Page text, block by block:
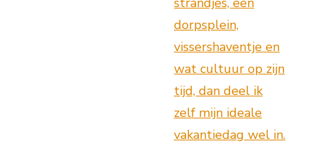
dorpsplein,
vissershaventje en
wat cultuur op zijn
tijd, dan deel ik
zelf mijn ideale
vakantiedag wel in.